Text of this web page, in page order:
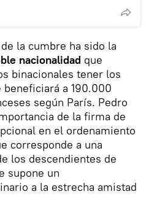
la cumbre ha sido la
nacionalidad que
binacionales tener los
beneficiará a 190.000
según París. Pedro
de la firma de
en el ordenamiento
corresponde a una
los descendientes de
supone un
a la estrecha amistad